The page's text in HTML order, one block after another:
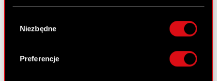
Gromadzić dane dotyczące Twojej
lokalizacji geograficznej z dokładnością nawet
Identyfikować Twoje urządzenie, aktywnie
analizując charakteryzującego je zbiory
zgody
Niezbędne
Preferencje
Grupa Kapitałowa
Nasz biznes
Zrównoważony rozwój